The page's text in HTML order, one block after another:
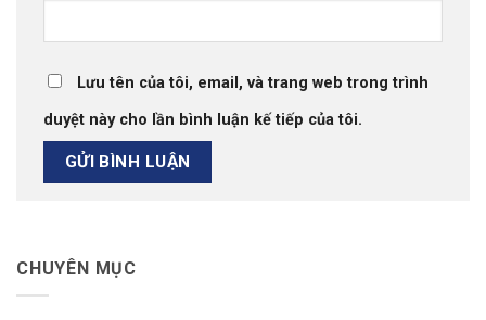
Lưu tên của tôi, email, và trang web trong trình
duyệt này cho lần bình luận kế tiếp của tôi.
CHUYÊN MỤC